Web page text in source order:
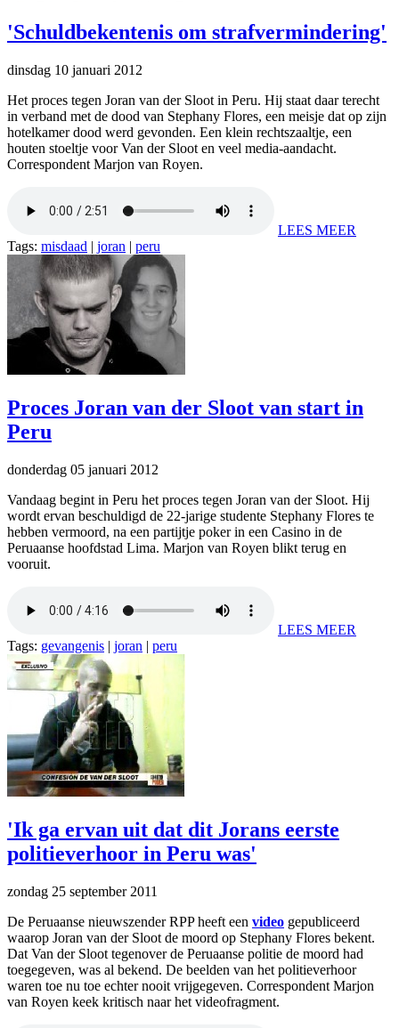
'Schuldbekentenis om strafvermindering'
dinsdag 10 januari 2012
Het proces tegen Joran van der Sloot in Peru. Hij staat daar terecht
in verband met de dood van Stephany Flores, een meisje dat op zijn
hotelkamer dood werd gevonden. Een klein rechtszaaltje, een
houten stoeltje voor Van der Sloot en veel media-aandacht.
Correspondent Marjon van Royen.
LEES MEER
Tags: misdaad | joran | peru
Proces Joran van der Sloot van start in
Peru
donderdag 05 januari 2012
Vandaag begint in Peru het proces tegen Joran van der Sloot. Hij
wordt ervan beschuldigd de 22-jarige studente Stephany Flores te
hebben vermoord, na een partijtje poker in een Casino in de
Peruaanse hoofdstad Lima. Marjon van Royen blikt terug en
vooruit.
LEES MEER
Tags: gevangenis | joran | peru
'Ik ga ervan uit dat dit Jorans eerste
politieverhoor in Peru was'
zondag 25 september 2011
De Peruaanse nieuwszender RPP heeft een video gepubliceerd
waarop Joran van der Sloot de moord op Stephany Flores bekent.
Dat Van der Sloot tegenover de Peruaanse politie de moord had
toegegeven, was al bekend. De beelden van het politieverhoor
waren toe nu toe echter nooit vrijgegeven. Correspondent Marjon
van Royen keek kritisch naar het videofragment.